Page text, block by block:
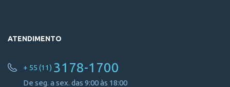
ATENDIMENTO
+ 55 (11) 3178-1700
De seg. a sex. das 9:00 às 18:00